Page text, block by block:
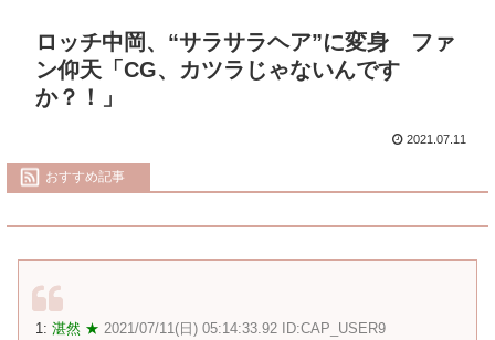
ロッチ中岡、“サラサラヘア”に変身 ファ
ン仰天「CG、カツラじゃないんです
か？！」
2021.07.11
おすすめ記事
1: 湛然 ★ 2021/07/11(日) 05:14:33.92 ID:CAP_USER9